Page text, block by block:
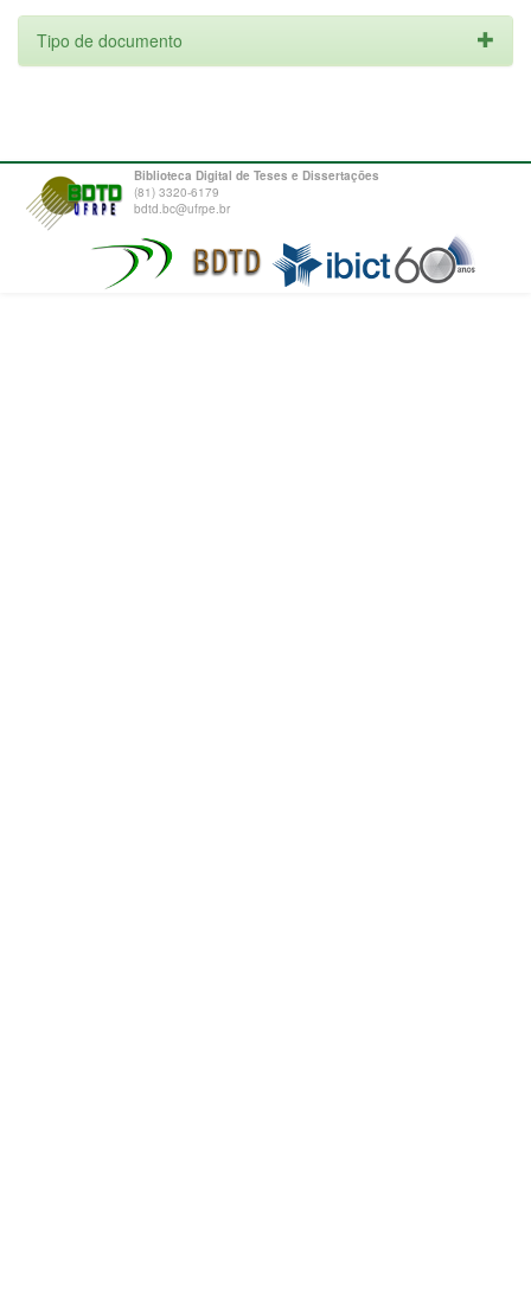
Tipo de documento
Biblioteca Digital de Teses e Dissertações
(81) 3320-6179
bdtd.bc@ufrpe.br